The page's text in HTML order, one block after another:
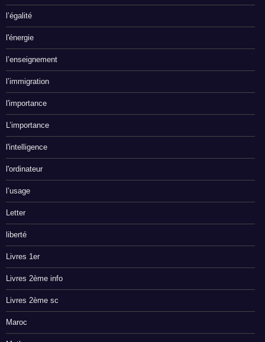
l’égalité
l'énergie
l’enseignement
l’immigration
l'importance
L’importance
l'intelligence
l'ordinateur
l’usage
Letter
liberté
Livres 1er
Livres 2ème info
Livres 2ème sc
Maroc